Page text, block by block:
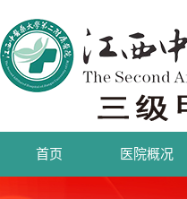
首页 医院概况